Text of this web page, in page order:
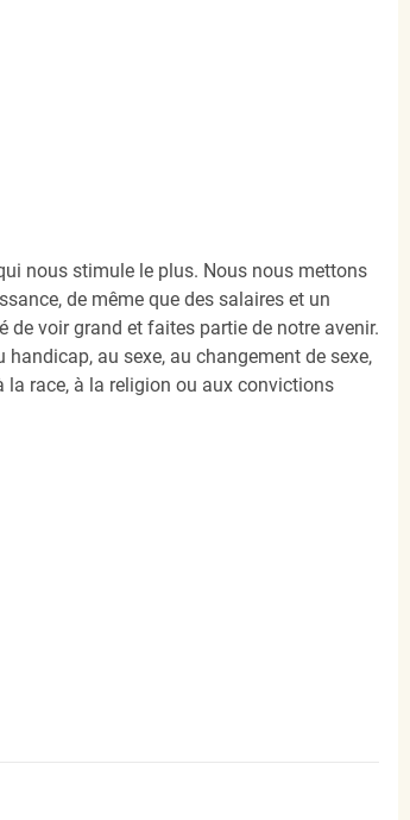
nous stimule le plus. Nous nous mettons
de même que des salaires et un
de voir grand et faites partie de notre avenir.
au sexe, au changement de sexe,
la race, à la religion ou aux convictions